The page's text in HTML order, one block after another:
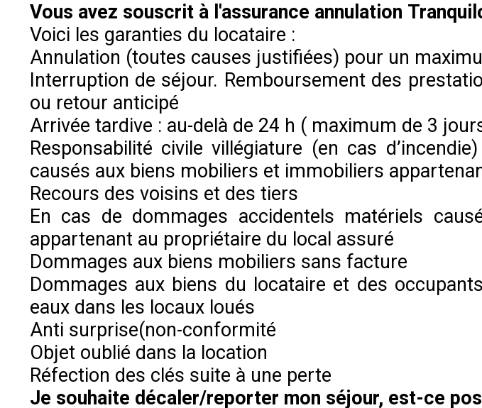
Vous avez souscrit à l'assurance annulation
Voici les garanties du locataire :
Annulation (toutes causes justifiées) pour un
Interruption de séjour. Remboursement des
ou retour anticipé
Arrivée tardive : au-delà de 24 h ( maximum de 3
Responsabilité civile villégiature (en cas
causés aux biens mobiliers et immobiliers
Recours des voisins et des tiers
En cas de dommages accidentels matériels
appartenant au propriétaire du local assuré
Dommages aux biens mobiliers sans facture
Dommages aux biens du locataire et des
eaux dans les locaux loués
Anti surprise(non-conformité
Objet oublié dans la location
Réfection des clés suite à une perte
Je souhaite décaler/reporter mon séjour, est-ce